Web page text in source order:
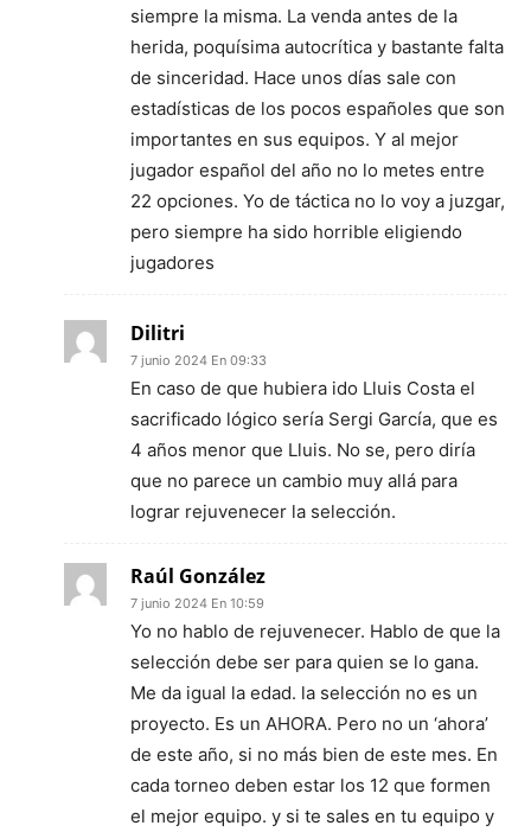
siempre la misma. La venda antes de la
herida, poquísima autocrítica y bastante falta
de sinceridad. Hace unos días sale con
estadísticas de los pocos españoles que son
importantes en sus equipos. Y al mejor
jugador español del año no lo metes entre
22 opciones. Yo de táctica no lo voy a juzgar,
pero siempre ha sido horrible eligiendo
jugadores
Dilitri
7 junio 2024 En 09:33
En caso de que hubiera ido Lluis Costa el
sacrificado lógico sería Sergi García, que es
4 años menor que Lluis. No se, pero diría
que no parece un cambio muy allá para
lograr rejuvenecer la selección.
Raúl González
7 junio 2024 En 10:59
Yo no hablo de rejuvenecer. Hablo de que la
selección debe ser para quien se lo gana.
Me da igual la edad. la selección no es un
proyecto. Es un AHORA. Pero no un ‘ahora’
de este año, si no más bien de este mes. En
cada torneo deben estar los 12 que formen
el mejor equipo. y si te sales en tu equipo y